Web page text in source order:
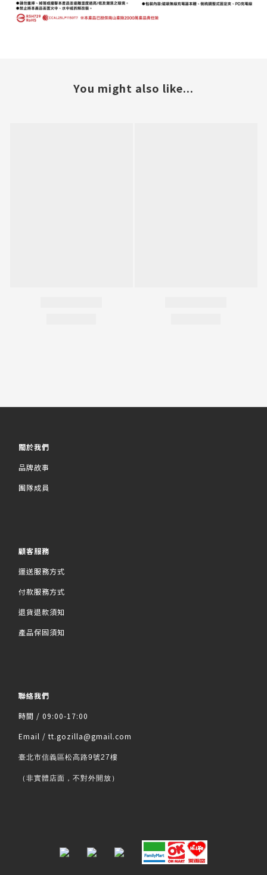
You might also like...
關於我們
品牌故事
團隊成員
顧客服務
運送服務方式
付款服務方式
退貨退款須知
產品保固須知
聯絡我們
時間 / 09:00-17:00
Email / tt.gozilla@gmail.com
臺北市信義區松高路9號27樓
（非實體店面，不對外開放）